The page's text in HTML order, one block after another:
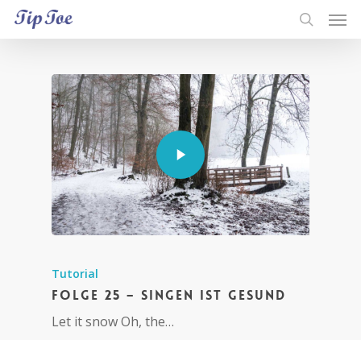
Tutorial
Folge 25 – Singen ist gesund
Let it snow Oh, the…